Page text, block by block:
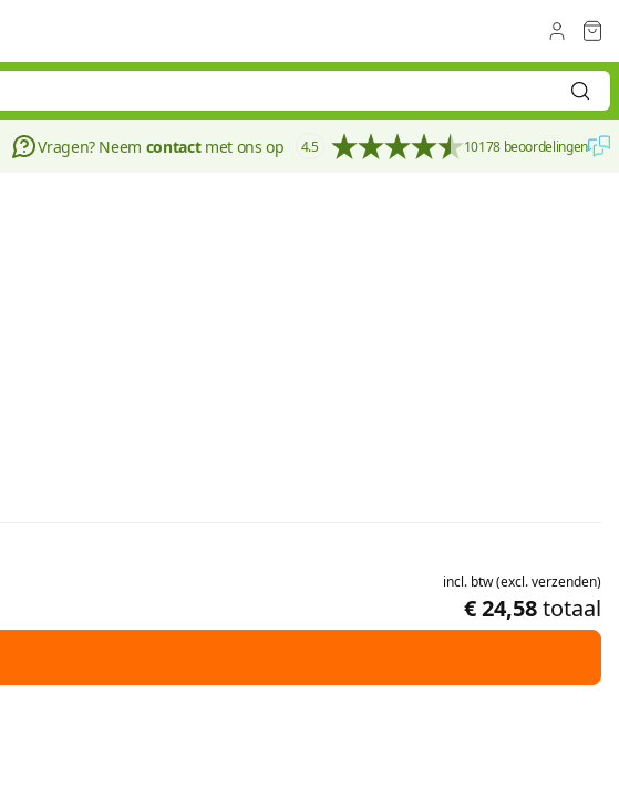
Vragen? Neem contactmet ons op 4.5 10178 beoordelingen
incl. btw(excl.verzenden)
€ 24,58totaal